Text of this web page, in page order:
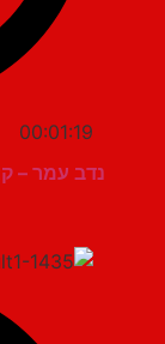
00:01:19
נדב עמר – קצת